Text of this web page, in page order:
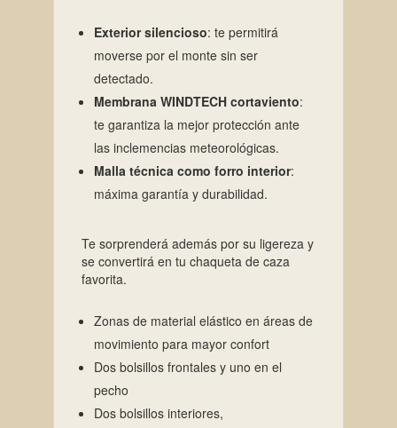
Exterior silencioso: te permitirá
moverse por el monte sin ser
detectado.
Membrana WINDTECH cortaviento:
te garantiza la mejor protección ante
las inclemencias meteorológicas.
Malla técnica como forro interior:
máxima garantía y durabilidad.
Te sorprenderá además por su ligereza y
se convertirá en tu chaqueta de caza
favorita.
Zonas de material elástico en áreas de
movimiento para mayor confort
Dos bolsillos frontales y uno en el
pecho
Dos bolsillos interiores,